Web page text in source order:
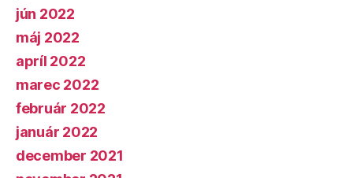
jún 2022
máj 2022
apríl 2022
marec 2022
február 2022
január 2022
december 2021